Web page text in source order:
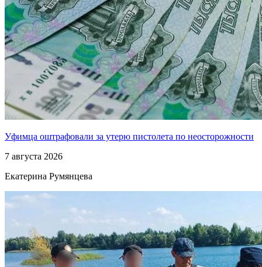
Уфимца оштрафовали за утерю пистолета по неосторожности
7 августа 2026
Екатерина Румянцева